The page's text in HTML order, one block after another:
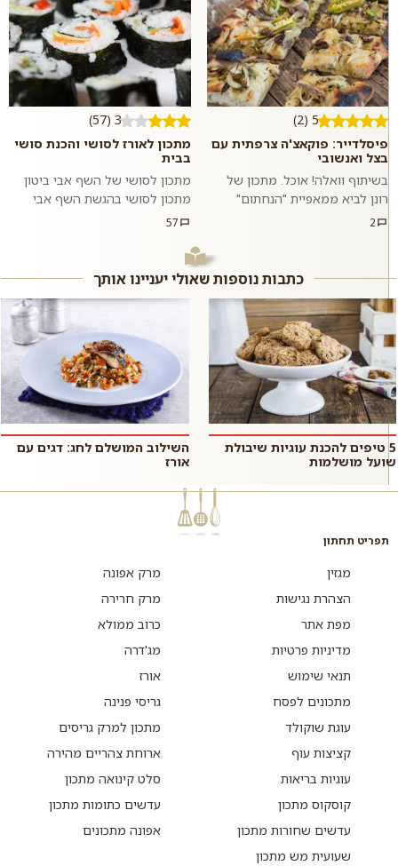
5 (2)
פיסלדייר: פוקאצ'ה צרפתית עם
בצל ואנשובי
בשיתוף וואלה! אוכל. מתכון של
רונן לביא ממאפיית "הנחתום"
ברמת הגולן. הפוקאצ'ה הפריכה הזו
2
3 (57)
מתכון לאורז לסושי והכנת סושי
בבית
מתכון לסושי של השף אבי ביטון
מתכון לסושי בהגשת השף אבי
ביטון – סושי אפשר להכין בהרבה
57
כתבות נוספות שאולי יעניינו אותך
5 טיפים להכנת עוגיות שיבולת
שועל מושלמות
השילוב המושלם לחג: דגים עם
אורז
תפריט תחתון
מגזין
הצהרת נגישות
מפת אתר
מדיניות פרטיות
תנאי שימוש
מתכונים לפסח
עוגת שוקולד
קציצות עוף
עוגיות בריאות
קוסקוס מתכון
עדשים שחורות מתכון
שעועית מש מתכון
מרק אפונה
מרק חרירה
כרוב ממולא
מג'דרה
אורז
גריסי פנינה
מתכון למרק גריסים
ארוחת צהריים מהירה
סלט קינואה מתכון
עדשים כתומות מתכון
אפונה מתכונים